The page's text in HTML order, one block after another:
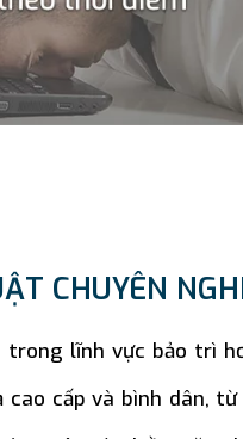
CHUYÊN
lĩnh vực bảo trì
cao cấp và bình dân,